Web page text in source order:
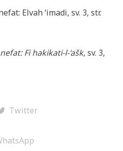
Elvah ‘imadi, sv. 3, str.
Fi hakikati-l-‘ašk, sv. 3,
Twitter